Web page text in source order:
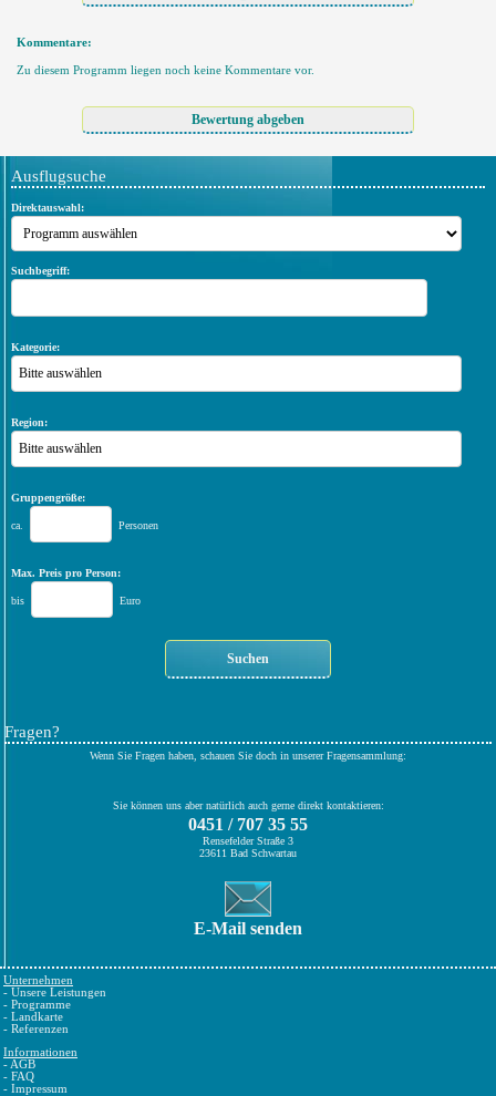
Kommentare:
Zu diesem Programm liegen noch keine Kommentare vor.
Ausflugsuche
Direktauswahl:
Suchbegriff:
Kategorie:
Bitte auswählen
Region:
Bitte auswählen
Gruppengröße:
ca. Personen
Max. Preis pro Person:
bis Euro
Fragen?
Wenn Sie Fragen haben, schauen Sie doch in unserer Fragensammlung:
Sie können uns aber natürlich auch gerne direkt kontaktieren:
0451 / 707 35 55
Rensefelder Straße 3
23611 Bad Schwartau
E-Mail senden
Unternehmen
- Unsere Leistungen
- Programme
- Landkarte
- Referenzen
Informationen
- AGB
- FAQ
- Impressum